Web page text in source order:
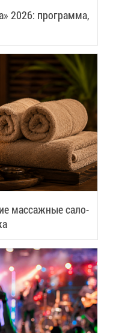
2026: про­грам­ма,
мас­саж­ные са­ло­